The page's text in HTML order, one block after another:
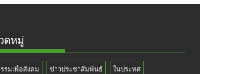
ดหมู่
รมเพื่อสังคม ข่าวประชาสัมพันธ์ ในประทศ